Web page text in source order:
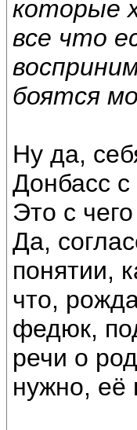
которые
все что
боятся
Ну да,
Донбасс с
Это с
Да,
понятии,
что,
федюк,
речи о
нужно, её